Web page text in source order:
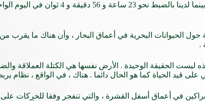
ليست الحقيقة الوحيدة . الأرض نفسها هي الكتلة العملاقة
قيد الحياة كما هو الحال دائما . هناك ، في الواقع ، نظام